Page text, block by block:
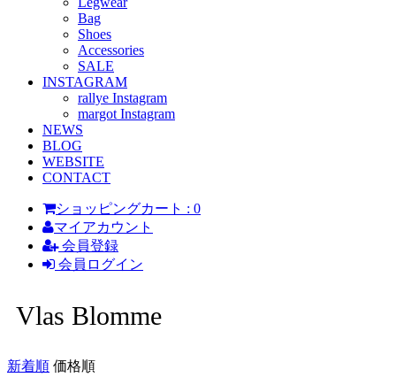
Bag
Shoes
Accessories
SALE
INSTAGRAM
rallye Instagram
margot Instagram
NEWS
BLOG
WEBSITE
CONTACT
ショッピングカート : 0
マイアカウント
会員登録
会員ログイン
Vlas Blomme
新着順 価格順